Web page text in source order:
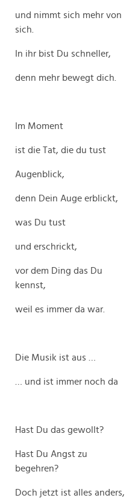
und nimmt sich mehr von
sich.
In ihr bist Du schneller,
denn mehr bewegt dich.
Im Moment
ist die Tat, die du tust
Augenblick,
denn Dein Auge erblickt,
was Du tust
und erschrickt,
vor dem Ding das Du
kennst,
weil es immer da war.
Die Musik ist aus …
… und ist immer noch da
Hast Du das gewollt?
Hast Du Angst zu
begehren?
Doch jetzt ist alles anders,